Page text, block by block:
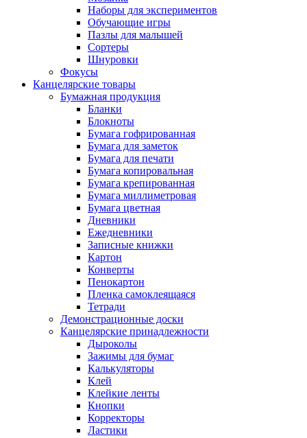
Наборы для экспериментов
Обучающие игры
Пазлы для малышей
Сортеры
Шнуровки
Фокусы
Канцелярские товары
Бумажная продукция
Бланки
Блокноты
Бумага гофрированная
Бумага для заметок
Бумага для печати
Бумага копировальная
Бумага крепированная
Бумага миллиметровая
Бумага цветная
Дневники
Ежедневники
Записные книжки
Картон
Конверты
Пенокартон
Пленка самоклеящаяся
Тетради
Демонстрационные доски
Канцелярские принадлежности
Дыроколы
Зажимы для бумаг
Калькуляторы
Клей
Клейкие ленты
Кнопки
Корректоры
Ластики